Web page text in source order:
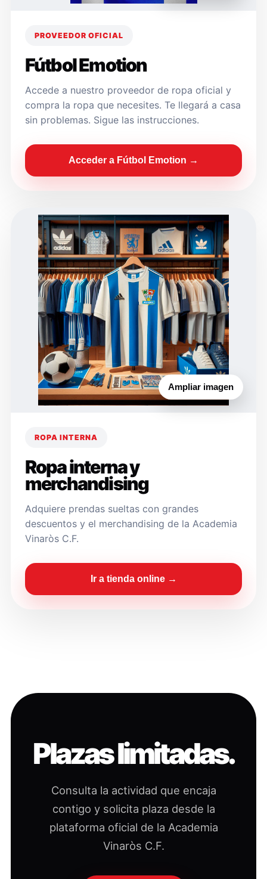
PROVEEDOR OFICIAL
Fútbol Emotion
Accede a nuestro proveedor de ropa oficial y
compra la ropa que necesites. Te llegará a casa
sin problemas. Sigue las instrucciones.
Acceder a Fútbol Emotion →
Ampliar imagen
ROPA INTERNA
Ropa interna y
merchandising
Adquiere prendas sueltas con grandes
descuentos y el merchandising de la Academia
Vinaròs C.F.
Ir a tienda online →
Plazas limitadas.
Consulta la actividad que encaja
contigo y solicita plaza desde la
plataforma oficial de la Academia
Vinaròs C.F.